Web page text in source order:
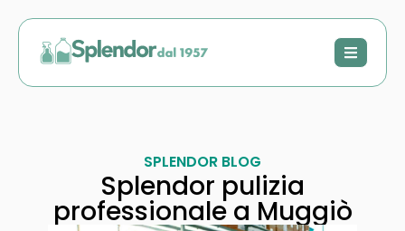
SPLENDOR BLOG
Splendor pulizia
professionale a Muggiò